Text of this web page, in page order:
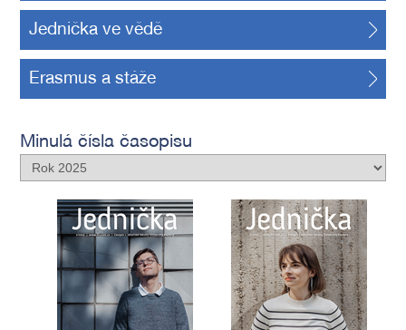
Jednička ve vědě
Erasmus a stáže
Minulá čísla časopisu